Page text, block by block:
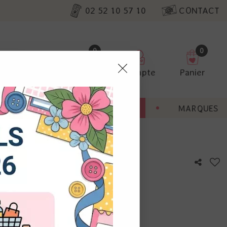
02 52 10 57 10 CONTACT
0
Compte
0
Panier
BONNES AFFAIRES MARQUES
Color Miracle - bleu vert
avis !
nos
non
Vous
à droite